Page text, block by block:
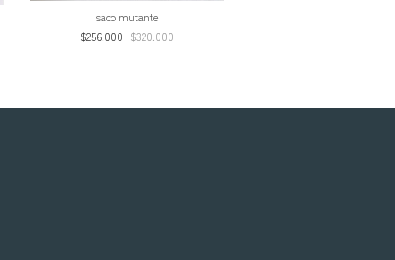
saco mutante
$256.000 $320.000